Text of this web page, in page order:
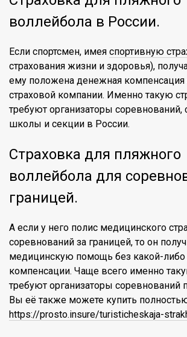
воллейбола в России.
Если спортсмен, имея спортивную
страхования жизни и здоровья),
ему положена денежная компенсация
страховой компании. Именно такую
требуют организаторы соревнований,
школы и секции в России.
Страховка для пляжного
воллейбола для
границей.
А если у него полис медицинского
соревнований за границей, то он
медицинскую помощь без какой-
компенсации. Чаще всего именно
требуют организаторы соревнований
Вы её также можете купить
https://prosto.insure/turisticheskaja-